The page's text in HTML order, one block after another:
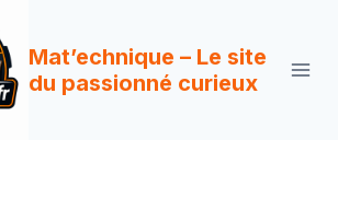
Mat’echnique – Le site
du passionné curieux